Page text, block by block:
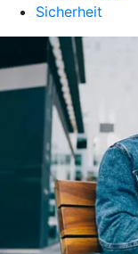
Sicherheit